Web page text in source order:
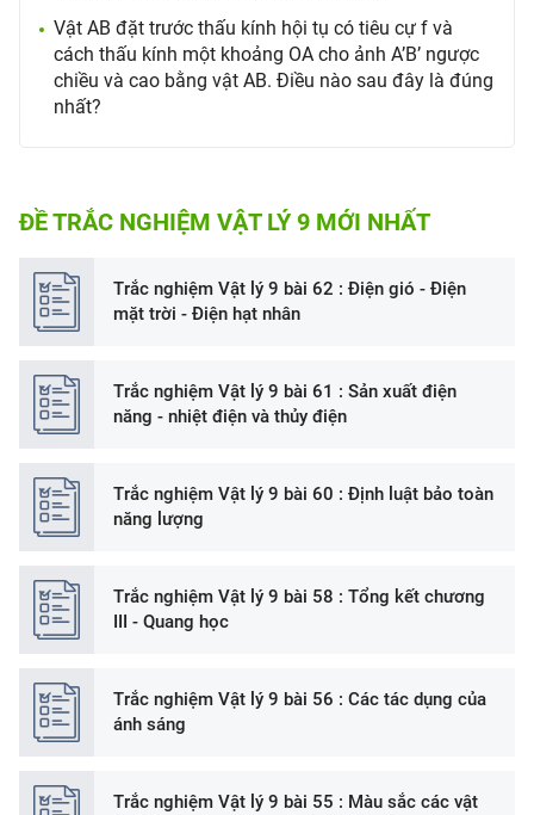
Vật AB đặt trước thấu kính hội tụ có tiêu cự f và
cách thấu kính một khoảng OA cho ảnh A’B’ ngược
chiều và cao bằng vật AB. Điều nào sau đây là đúng
nhất?
ĐỀ TRẮC NGHIỆM VẬT LÝ 9 MỚI NHẤT
Trắc nghiệm Vật lý 9 bài 62 : Điện gió - Điện
mặt trời - Điện hạt nhân
Trắc nghiệm Vật lý 9 bài 61 : Sản xuất điện
năng - nhiệt điện và thủy điện
Trắc nghiệm Vật lý 9 bài 60 : Định luật bảo toàn
năng lượng
Trắc nghiệm Vật lý 9 bài 58 : Tổng kết chương
III - Quang học
Trắc nghiệm Vật lý 9 bài 56 : Các tác dụng của
ánh sáng
Trắc nghiệm Vật lý 9 bài 55 : Màu sắc các vật